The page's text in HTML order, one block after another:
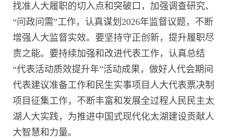
找准人大履职的切入点和突破口，加强调查研究、
“问政问需”工作，认真谋划2026年监督议题，不断
增强人大监督实效。要坚持守正创新，提升履职尽
责之能。要持续加强和改进代表工作，认真总结
“代表活动质效提升年”活动成果，做好人代会期间
代表建议准备工作和民生实事项目人大代表票决制
项目征集工作，不断丰富和发展全过程人民民主太
湖人大实践，为推进中国式现代化太湖建设贡献人
大智慧和力量。